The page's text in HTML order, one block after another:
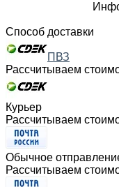
Способ доставки
ПВЗ
Рассчитываем
Курьер
Рассчитываем
Обычное
Рассчитываем